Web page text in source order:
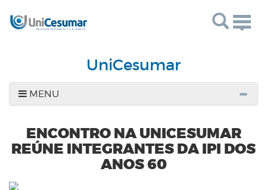
UniCesumar
MENU
ENCONTRO NA UNICESUMAR
REÚNE INTEGRANTES DA IPI DOS
ANOS 60